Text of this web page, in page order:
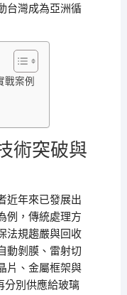
台灣成為亞洲循
戰案例
術突破與
近年來已發展出
例，傳統處理方
法規趨嚴與回收
動剝膜、雷射切
片、金屬框架與
分別供應給玻璃